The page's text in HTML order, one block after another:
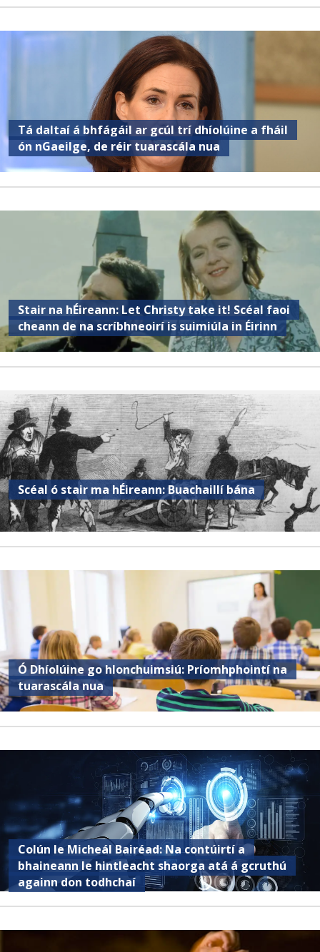
Tá daltaí á bhfágáil ar gcúl trí dhíolúine a fháil
ón nGaeilge, de réir tuarascála nua
Stair na hÉireann: Let Christy take it! Scéal faoi
cheann de na scríbhneoirí is suimiúla in Éirinn
Scéal ó stair ma hÉireann: Buachaillí bána
Ó Dhíolúine go hIonchuimsiú: Príomhphointí na
tuarascála nua
Colún le Micheál Bairéad: Na contúirtí a
bhaineann le hintleacht shaorga atá á gcruthú
againn don todhchaí